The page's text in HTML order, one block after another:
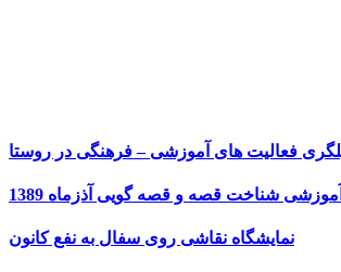
فعالیت های آموزشی – فرهنگی در روستا
شناخت قصه و قصه گویی آذزماه 1389
نمایشگاه نقاشی روی سفال به نفع کانون